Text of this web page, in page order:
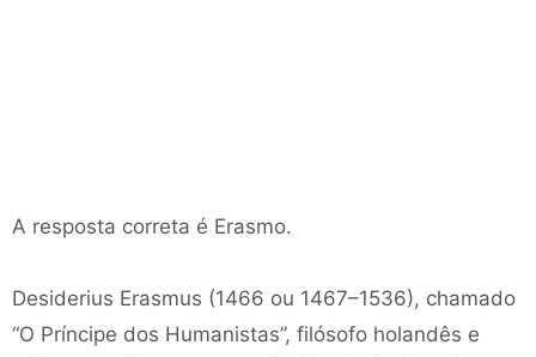
A resposta correta é Erasmo.
Desiderius Erasmus (1466 ou 1467–1536), chamado
“O Príncipe dos Humanistas”, filósofo holandês e